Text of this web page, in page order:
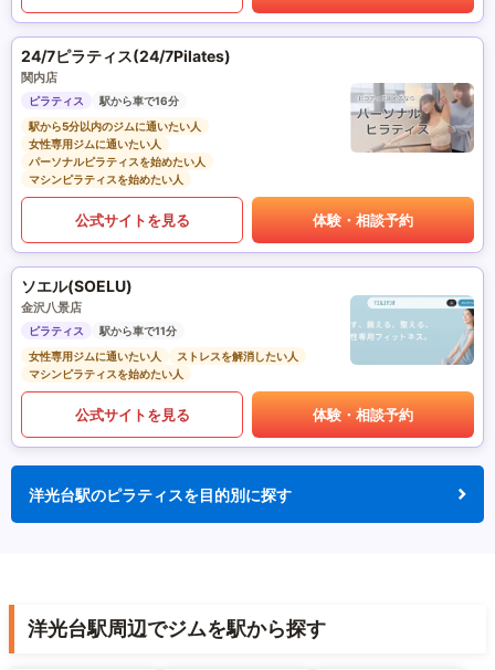
24/7ピラティス(24/7Pilates)
関内店
ピラティス
駅から車で16分
駅から5分以内のジムに通いたい人
女性専用ジムに通いたい人
パーソナルピラティスを始めたい人
マシンピラティスを始めたい人
公式サイトを見る 体験・相談予約
ソエル(SOELU)
金沢八景店
ピラティス
駅から車で11分
女性専用ジムに通いたい人
ストレスを解消したい人
マシンピラティスを始めたい人
公式サイトを見る 体験・相談予約
洋光台駅のピラティスを目的別に探す
洋光台駅周辺でジムを駅から探す